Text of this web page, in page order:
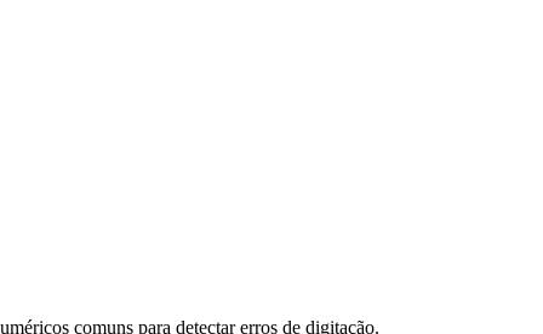
comuns para detectar erros de digitação.